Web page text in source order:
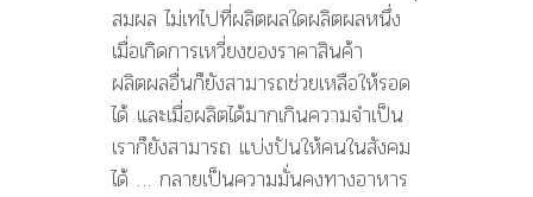
สมผล ไม่เทไปที่ผลิตผลใดผลิตผลหนึ่ง
เมื่อเกิดการเหวี่ยงของราคาสินค้า
ผลิตผลอื่นก็ยังสามารถช่วยเหลือให้รอด
ได้ และเมื่อผลิตได้มากเกินความจำเป็น
เราก็ยังสามารถ แบ่งปันให้คนในสังคม
ได้ … กลายเป็นความมั่นคงทางอาหาร